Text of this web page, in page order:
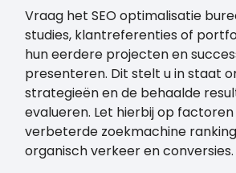
Vraag het SEO optimalisatie
studies, klantreferenties of
hun eerdere projecten en
presenteren. Dit stelt u in staat
strategieën en de behaalde
evalueren. Let hierbij op factoren
verbeterde zoekmachine
organisch verkeer en conversies.